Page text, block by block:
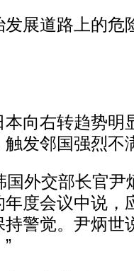
展道路上的危
向右转趋势明
发邻国强烈不
外交部长官尹
度会议中说，
警觉。尹炳世